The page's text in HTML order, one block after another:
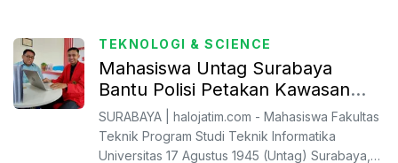
TEKNOLOGI & SCIENCE
Mahasiswa Untag Surabaya
Bantu Polisi Petakan Kawasan
Rawan Kejahatan di Surabaya
SURABAYA | halojatim.com - Mahasiswa Fakultas
Teknik Program Studi Teknik Informatika
Universitas 17 Agustus 1945 (Untag) Surabaya,